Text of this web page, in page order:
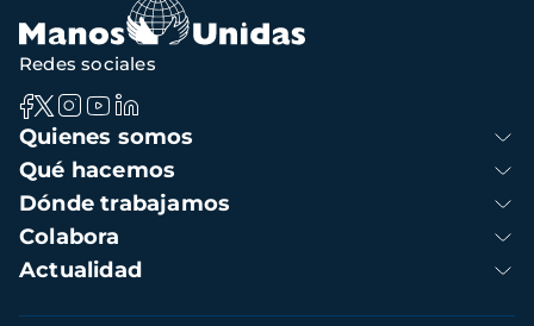
Navegación
principal
Quienes somos
Qué hacemos
Dónde trabajamos
Colabora
Actualidad
Redes sociales